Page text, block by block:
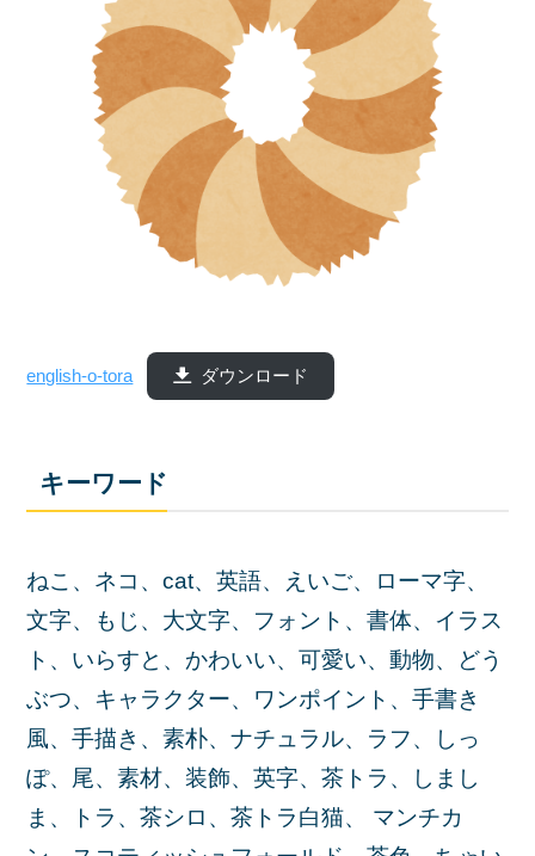
english-o-tora ダウンロード
キーワード
ねこ、ネコ、cat、英語、えいご、ローマ字、
文字、もじ、大文字、フォント、書体、イラス
ト、いらすと、かわいい、可愛い、動物、どう
ぶつ、キャラクター、ワンポイント、手書き
風、手描き、素朴、ナチュラル、ラフ、しっ
ぽ、尾、素材、装飾、英字、茶トラ、しまし
ま、トラ、茶シロ、茶トラ白猫、 マンチカ